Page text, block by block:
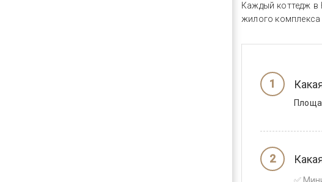
Каждый коттедж
жилого комплекса